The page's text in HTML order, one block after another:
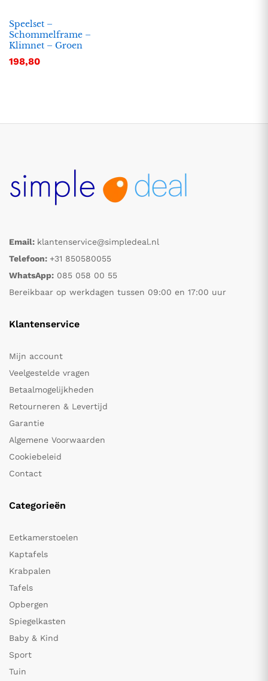
Speelset –
Schommelframe –
Klimnet – Groen
198,80
Email: klantenservice@simpledeal.nl
Telefoon: +31 850580055
WhatsApp: 085 058 00 55
Bereikbaar op werkdagen tussen 09:00 en 17:00 uur
Klantenservice
Mijn account
Veelgestelde vragen
Betaalmogelijkheden
Retourneren & Levertijd
Garantie
Algemene Voorwaarden
Cookiebeleid
Contact
Categorieën
Eetkamerstoelen
Kaptafels
Krabpalen
Tafels
Opbergen
Spiegelkasten
Baby & Kind
Sport
Tuin